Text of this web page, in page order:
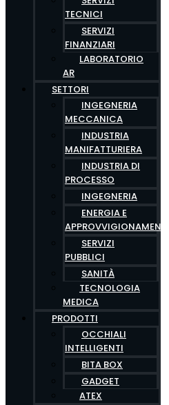
TECNICI
SERVIZI
FINANZIARI
LABORATORIO
AR
SETTORI
INGEGNERIA
MECCANICA
INDUSTRIA
MANIFATTURIERA
INDUSTRIA DI
PROCESSO
INGEGNERIA
ENERGIA E
APPROVVIGIONAMENTO
SERVIZI
PUBBLICI
SANITÀ
TECNOLOGIA
MEDICA
PRODOTTI
OCCHIALI
INTELLIGENTI
BITA BOX
GADGET
ATEX